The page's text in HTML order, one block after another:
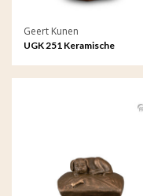
Geert Kunen
UGK 251 Keramische